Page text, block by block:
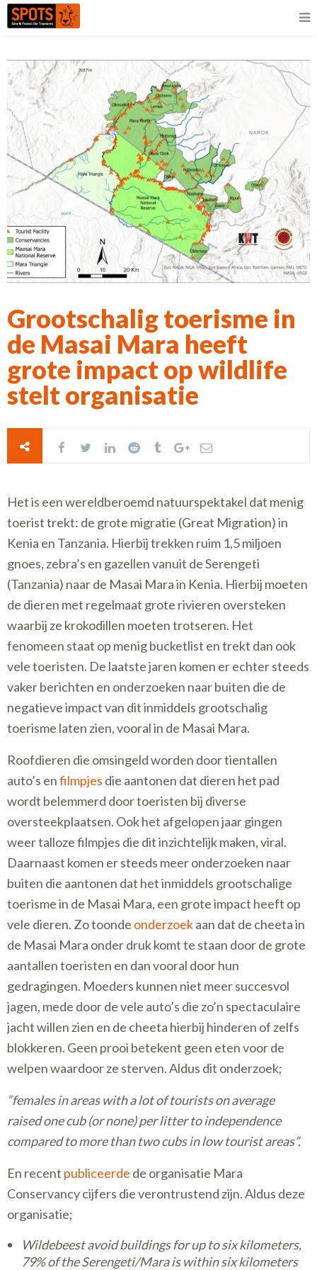
Grootschalig toerisme in
de Masai Mara heeft
grote impact op wildlife
stelt organisatie
Het is een wereldberoemd natuurspektakel dat menig
toerist trekt: de grote migratie (Great Migration) in
Kenia en Tanzania. Hierbij trekken ruim 1,5 miljoen
gnoes, zebra’s en gazellen vanuit de Serengeti
(Tanzania) naar de Masai Mara in Kenia. Hierbij moeten
de dieren met regelmaat grote rivieren oversteken
waarbij ze krokodillen moeten trotseren. Het
fenomeen staat op menig bucketlist en trekt dan ook
vele toeristen. De laatste jaren komen er echter steeds
vaker berichten en onderzoeken naar buiten die de
negatieve impact van dit inmiddels grootschalig
toerisme laten zien, vooral in de Masai Mara.
Roofdieren die omsingeld worden door tientallen
auto’s enfilmpjes die aantonen dat dieren het pad
wordt belemmerd door toeristen bij diverse
oversteekplaatsen. Ook het afgelopen jaar gingen
weer talloze filmpjes die dit inzichtelijk maken, viral.
Daarnaast komen er steeds meer onderzoeken naar
buiten die aantonen dat het inmiddels grootschalige
toerisme in de Masai Mara, een grote impact heeft op
vele dieren. Zo toonde onderzoekaan dat de cheeta in
de Masai Mara onder druk komt te staan door de grote
aantallen toeristen en dan vooral door hun
gedragingen. Moeders kunnen niet meer succesvol
jagen, mede door de vele auto’s die zo’n spectaculaire
jacht willen zien en de cheeta hierbij hinderen of zelfs
blokkeren. Geen prooi betekent geen eten voor de
welpen waardoor ze sterven. Aldus dit onderzoek;
“females in areas with a lot of tourists on average
raised one cub (or none) per litter to independence
compared to more than two cubs in low tourist areas”.
En recent publiceerde de organisatie Mara
Conservancy cijfers die verontrustend zijn. Aldus deze
organisatie;
Wildebeest avoid buildings for up to six kilometers,
79% of the Serengeti/Mara is within six kilometers